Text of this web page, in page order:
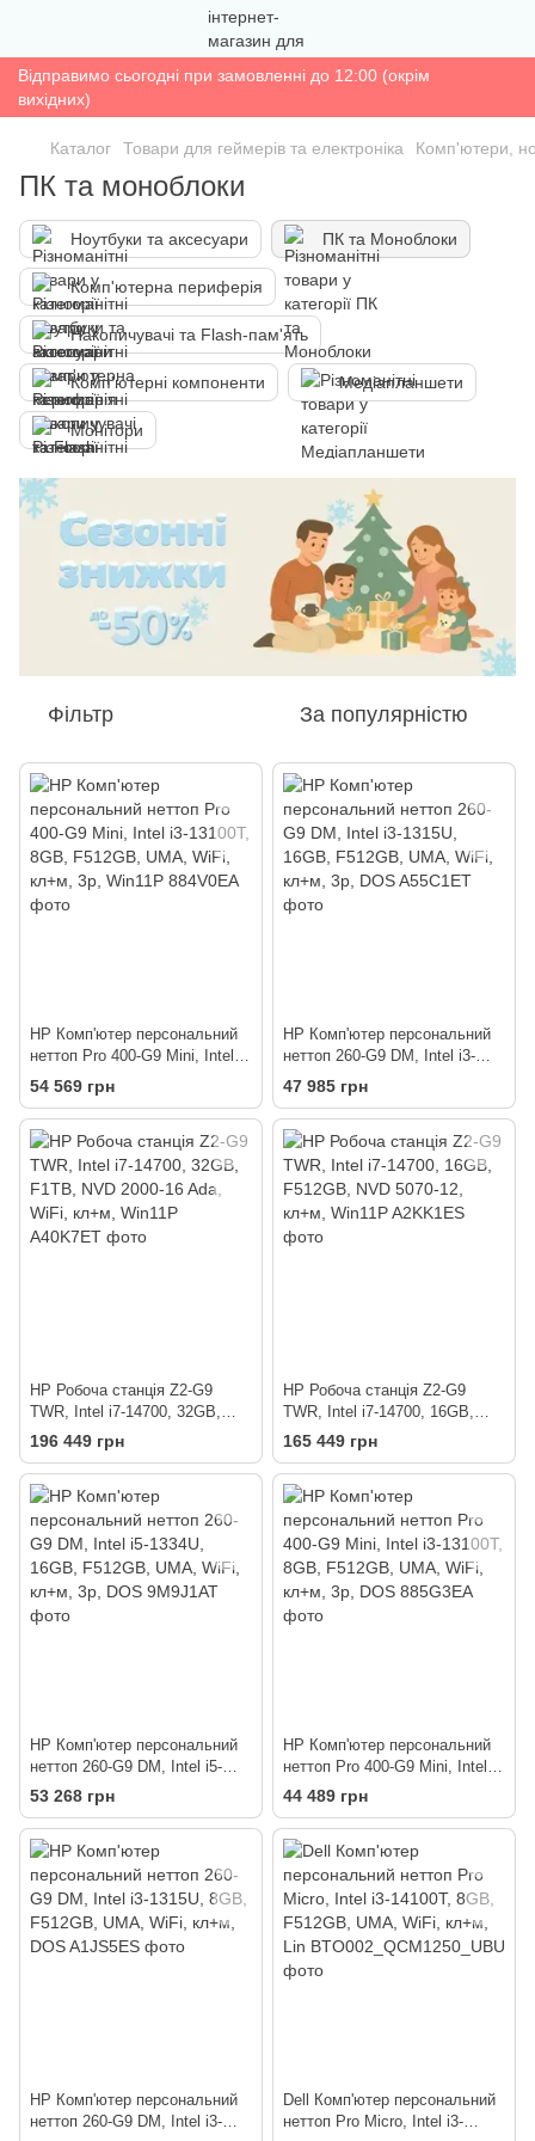
Відправимо сьогодні при замовленні до 12:00 (окрім
вихідних)
Каталог Товари для геймерів та електроніка Комп'ютери,
ПК та моноблоки
Ноутбуки та аксесуари ПК та Моноблоки
Комп'ютерна периферія
Накопичувачі та Flash-пам'ять
Комп'ютерні компоненти Медіапланшети
Монітори
Фільтр За популярністю
HP Комп'ютер персональний
неттоп Pro 400-G9 Mini, Intel
i3-13100T, 8GB, F512GB,
UMA, WiFi, кл+м, 3р, Win11P
54 569 грн
HP Комп'ютер персональний
неттоп 260-G9 DM, Intel i3-
1315U, 16GB, F512GB, UMA,
WiFi, кл+м, 3р, DOS
47 985 грн
HP Робоча станція Z2-G9
TWR, Intel i7-14700, 32GB,
F1TB, NVD 2000-16 Ada, WiFi,
кл+м, Win11P
196 449 грн
HP Робоча станція Z2-G9
TWR, Intel i7-14700, 16GB,
F512GB, NVD 5070-12, кл+м,
165 449 грн
HP Комп'ютер персональний
неттоп 260-G9 DM, Intel i5-
1334U, 16GB, F512GB, UMA,
WiFi, кл+м, 3р, DOS
53 268 грн
HP Комп'ютер персональний
неттоп Pro 400-G9 Mini, Intel
i3-13100T, 8GB, F512GB,
UMA, WiFi, кл+м, 3р, DOS
44 489 грн
HP Комп'ютер персональний
неттоп 260-G9 DM, Intel i3-
Dell Комп'ютер персональний
неттоп Pro Micro, Intel i3-